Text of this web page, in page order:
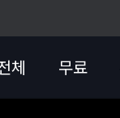
체 무료